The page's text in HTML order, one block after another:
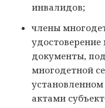
инвалидов;
члены
документы,
многодетной
актами